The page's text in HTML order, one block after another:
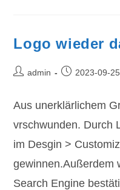
Logo wieder
Beitrags-
admin
Beitrag2023-09-25
Aus unerklärlichem
vrschwunden. Durch
im Desgin >
gewinnen.Außerdem
Search Engine